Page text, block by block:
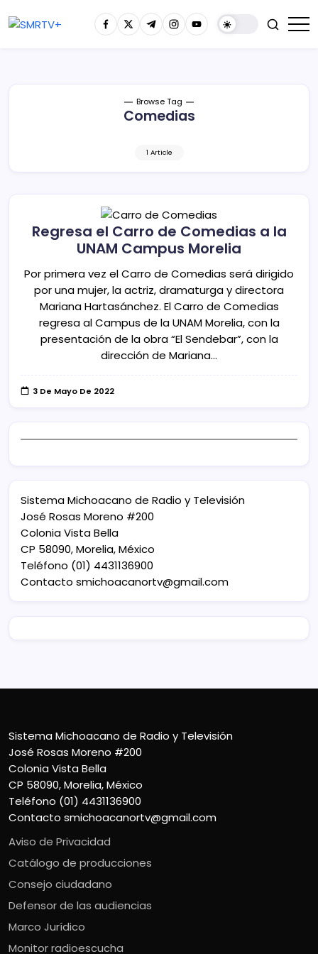
Browse Tag
Comedias
1 Article
Regresa el Carro de Comedias a la
UNAM Campus Morelia
Por primera vez el Carro de Comedias será dirigido
por una mujer, la actriz, dramaturga y directora
Mariana Hartasánchez. El Carro de Comedias
regresa al Campus de la UNAM Morelia, con la
presentación de la obra “El Sendebar”, con la
dirección de Mariana…
3 De Mayo De 2022
Sistema Michoacano de Radio y Televisión
José Rosas Moreno #200
Colonia Vista Bella
CP 58090, Morelia, México
Teléfono (01) 4431136900
Contacto smichoacanortv@gmail.com
Sistema Michoacano de Radio y Televisión
José Rosas Moreno #200
Colonia Vista Bella
CP 58090, Morelia, México
Teléfono (01) 4431136900
Contacto smichoacanortv@gmail.com
Aviso de Privacidad
Catálogo de producciones
Consejo ciudadano
Defensor de las audiencias
Marco Jurídico
Monitor radioescucha